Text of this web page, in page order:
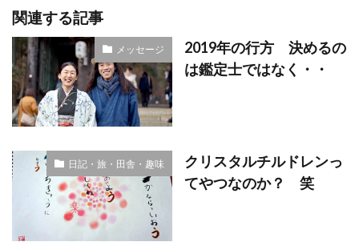
関連する記事
メッセージ
2019年の行方 決めるの
は鑑定士ではなく・・
日記・旅・田舎・趣味
クリスタルチルドレンっ
てやつなのか？ 笑